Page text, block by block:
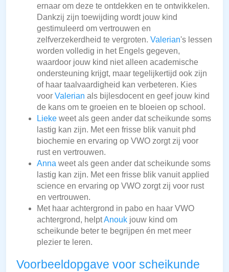
ernaar om deze te ontdekken en te ontwikkelen.
Dankzij zijn toewijding wordt jouw kind
gestimuleerd om vertrouwen en
zelfverzekerdheid te vergroten. Valerian's lessen
worden volledig in het Engels gegeven,
waardoor jouw kind niet alleen academische
ondersteuning krijgt, maar tegelijkertijd ook zijn
of haar taalvaardigheid kan verbeteren. Kies
voor Valerian als bijlesdocent en geef jouw kind
de kans om te groeien en te bloeien op school.
Lieke weet als geen ander dat scheikunde soms
lastig kan zijn. Met een frisse blik vanuit phd
biochemie en ervaring op VWO zorgt zij voor
rust en vertrouwen.
Anna weet als geen ander dat scheikunde soms
lastig kan zijn. Met een frisse blik vanuit applied
science en ervaring op VWO zorgt zij voor rust
en vertrouwen.
Met haar achtergrond in pabo en haar VWO
achtergrond, helptAnouk jouw kind om
scheikunde beter te begrijpen én met meer
plezier te leren.
Voorbeeldopgave voor scheikunde